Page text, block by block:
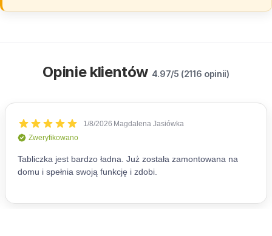
Opinie klientów 4.97/5 (2116 opinii)